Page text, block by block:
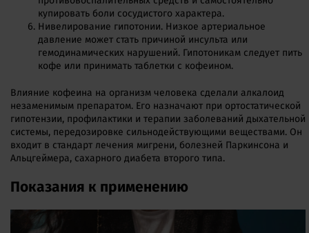
купировать боли сосудистого характера.
Нивелирование гипотонии. Низкое артериальное
давление может стать причиной инсульта или
гемодинамических нарушений. Гипотоникам следует пить
кофе или принимать таблетки с кофеином.
Влияние кофеина на организм человека сделали алкалоид
незаменимым препаратом. Его назначают при ортостатической
гипотензии, профилактики и терапии заболеваний дыхательной
системы, передозировке сильнодействующими веществами. Он
входит в стандарт лечения мигрени, болезней Паркинсона и
Альцгеймера, сахарного диабета второго типа.
Показания к применению